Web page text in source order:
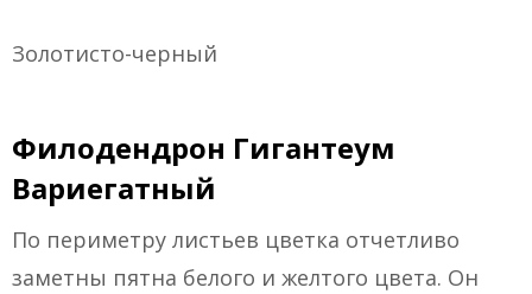
Золотисто-черный
Филодендрон Гигантеум
Вариегатный
По периметру листьев цветка отчетливо
заметны пятна белого и желтого цвета. Он